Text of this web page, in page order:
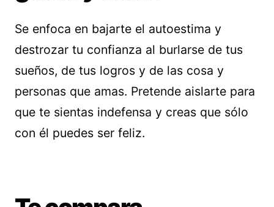
Se enfoca en bajarte el autoestima y
destrozar tu confianza al burlarse de tus
sueños, de tus logros y de las cosa y
personas que amas. Pretende aislarte para
que te sientas indefensa y creas que sólo
con él puedes ser feliz.